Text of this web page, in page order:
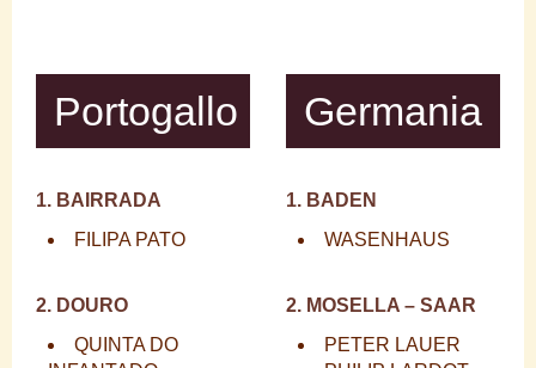
Portogallo
1. BAIRRADA
FILIPA PATO
2. DOURO
QUINTA DO
Germania
1. BADEN
WASENHAUS
2. MOSELLA – SAAR
PETER LAUER